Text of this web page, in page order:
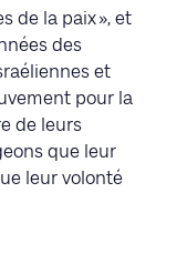
de la paix », et
des
et
pour la
de leurs
que leur
leur volonté